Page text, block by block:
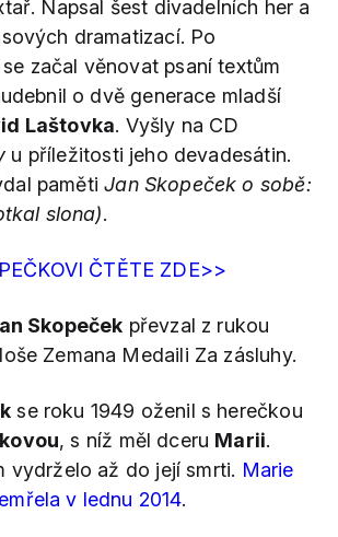
Napsal šest divadelních her a
dramatizací. Po
začal věnovat psaní textům
o dvě generace mladší
Laštovka. Vyšly na CD
u příležitosti jeho devadesátin.
pamětiJan Skopeček o sobě:
slona).
ČTĚTE ZDE>>
Skopeček převzal z rukou
Zemana Medaili Za zásluhy.
se roku 1949 oženil s herečkou
, s níž měl dceru Marii.
vydrželo až do její smrti. Marie
v lednu 2014.